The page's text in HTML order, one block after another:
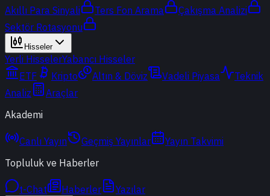
Akıllı Para Sinyali
Ters Fon Arama
Çakışma Analizi
Sektör Rotasyonu
Hisseler
Yerli HisselerYabancı Hisseler
ETF
Kripto Altın & Döviz Vadeli Piyasa
Teknik
Analiz
Araçlar
Akademi
Canlı Yayın Geçmiş Yayınlar
Yayın Takvimi
Topluluk ve Haberler
t-Chat Haberler Yazılar